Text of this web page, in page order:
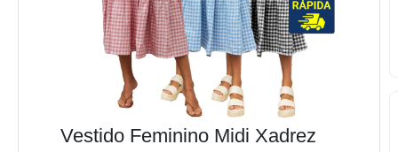
Vestido Feminino Midi Xadrez